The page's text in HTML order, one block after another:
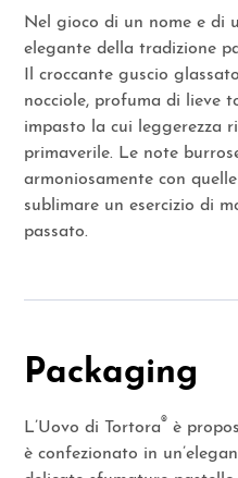
Nel gioco di un nome e di
elegante della tradizione
Il croccante guscio
nocciole, profuma di lieve
impasto la cui leggerezza
primaverile. Le note
armoniosamente con
sublimare un esercizio di
passato.
Packaging
L’Uovo di Tortora® è
è confezionato in